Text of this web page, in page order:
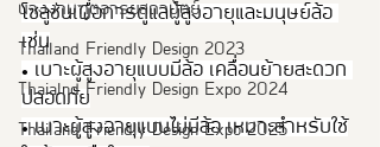
นางงามฑูตอารยสถาปัตย์
Thailand Friendly Design 2023
Thaialnd Friendly Design Expo 2024
Thailand Friendly Design Expo 2025
โซลูชันเพื่อการดูแลผู้สูงอายุและมนุษย์ล้อ
เช่น
• เบาะผู้สูงอายุแบบมีล้อ เคลื่อนย้ายสะดวก
ปลอดภัย
• เบาะผู้สูงอายุแบบไม่มีล้อ เหมาะสำหรับใช้